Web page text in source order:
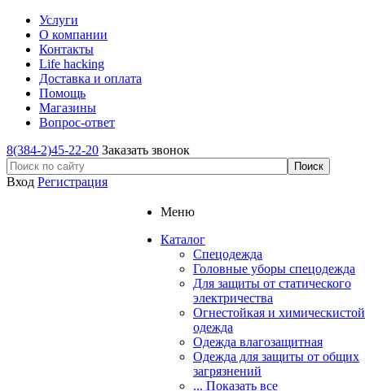
Услуги
О компании
Контакты
Life hacking
Доставка и оплата
Помощь
Магазины
Вопрос-ответ
8(384-2)45-22-20 Заказать звонок
Вход Регистрация
Меню
Каталог
Спецодежда
Головные уборы спецодежда
Для защиты от статического
электричества
Огнестойкая и
одежда
Одежда влагозащитная
Одежда для защиты от общих
загрязнений
... Показать все